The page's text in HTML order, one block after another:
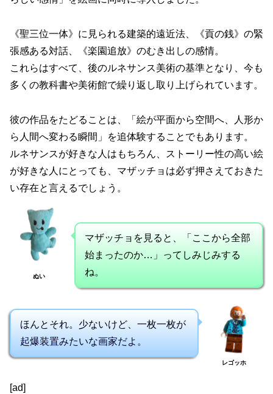
《聖三位一体》に見られる建築的遠近法、《貢の銭》の緊
張感ある対話、《楽園追放》のむき出しの感情。
これらはすべて、後のルネサンス美術の基準となり、今も
多くの教科書や美術館で繰り返し取り上げられています。
彼の作品をたどることは、「絵が平面から空間へ、人形か
ら人間へ変わる瞬間」を追体験することでもあります。
ルネサンスが好きな人はもちろん、ストーリー性の高い絵
が好きな人にとっても、マザッチョは必ず押さえておきた
い存在と言えるでしょう。
ぬい
マザッチョを見ると、「ここから全部
始まったのか…」ってしみじみする
ね。
ほんとそれ。少ないけど、一枚一枚が
起爆装置みたいな画家だよ。
レゴッホ
[ad]